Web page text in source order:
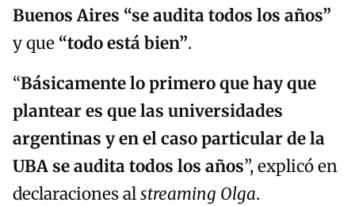
Buenos Aires “se audita todos los años”
y que “todo está bien”.
“Básicamente lo primero que hay que
plantear es que las universidades
argentinas y en el caso particular de la
UBA se audita todos los años”, explicó en
declaraciones alstreaming Olga.